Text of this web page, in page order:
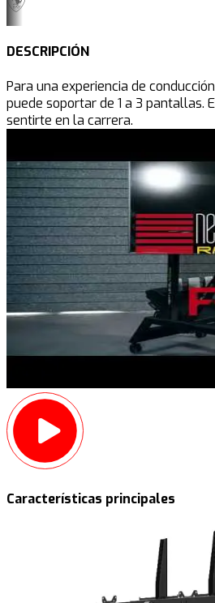
DESCRIPCIÓN
Para una experiencia de
puede soportar de 1 a 3
sentirte en la carrera.
Características principales